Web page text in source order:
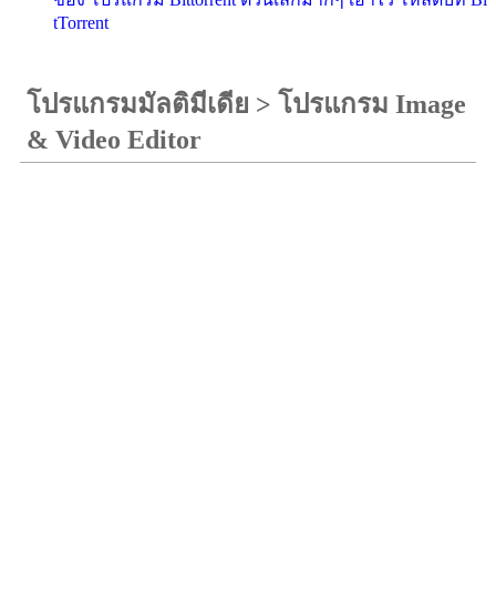
tTorrent
โปรแกรมมัลติมีเดีย > โปรแกรม Image
& Video Editor